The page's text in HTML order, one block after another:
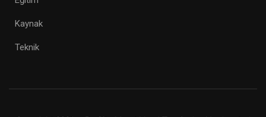
Kaynak
Teknik